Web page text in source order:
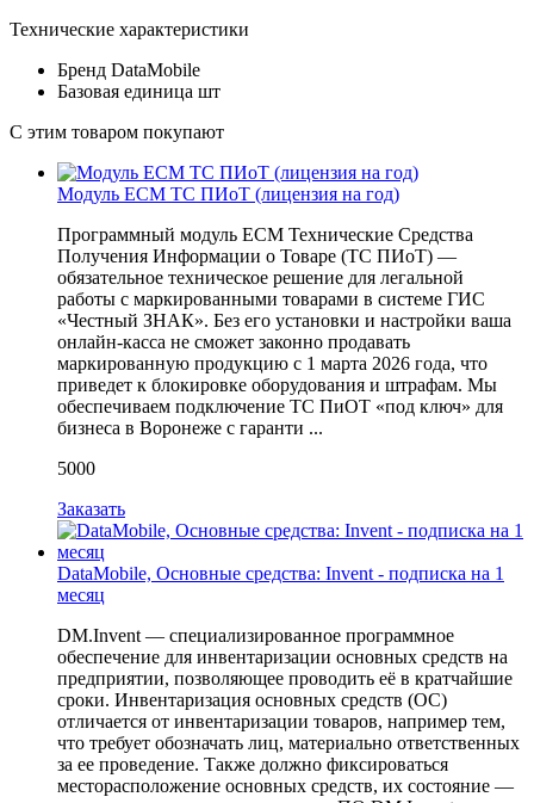
Технические характеристики
Бренд DataMobile
Базовая единица шт
С этим товаром покупают
Модуль ЕСМ ТС ПИоТ (лицензия на год)
Программный модуль ЕСМ Технические Средства
Получения Информации о Товаре (ТС ПИоТ) —
обязательное техническое решение для легальной
работы с маркированными товарами в системе ГИС
«Честный ЗНАК». Без его установки и настройки ваша
онлайн-касса не сможет законно продавать
маркированную продукцию с 1 марта 2026 года, что
приведет к блокировке оборудования и штрафам. Мы
обеспечиваем подключение ТС ПиОТ «под ключ» для
бизнеса в Воронеже с гаранти ...
5000
Заказать
DataMobile, Основные средства: Invent - подписка на 1
месяц
DM.Invent — специализированное программное
обеспечение для инвентаризации основных средств на
предприятии, позволяющее проводить её в кратчайшие
сроки. Инвентаризация основных средств (ОС)
отличается от инвентаризации товаров, например тем,
что требует обозначать лиц, материально ответственных
за ее проведение. Также должно фиксироваться
месторасположение основных средств, их состояние —